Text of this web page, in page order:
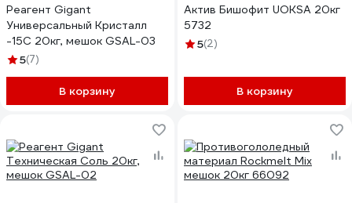
Реагент Gigant
Универсальный Кристалл
-15C 20кг, мешок GSAL-03
5(7)
В корзину
Актив Бишофит UOKSA 20кг
5732
5(2)
В корзину